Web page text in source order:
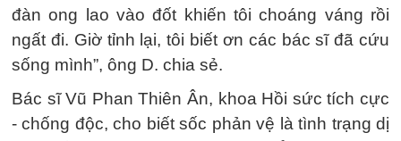
đàn ong lao vào đốt khiến tôi choáng váng rồi
ngất đi. Giờ tỉnh lại, tôi biết ơn các bác sĩ đã cứu
sống mình”, ông D. chia sẻ.
Bác sĩ Vũ Phan Thiên Ân, khoa Hồi sức tích cực
- chống độc, cho biết sốc phản vệ là tình trạng dị